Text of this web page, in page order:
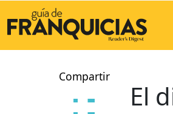
Compartir
El